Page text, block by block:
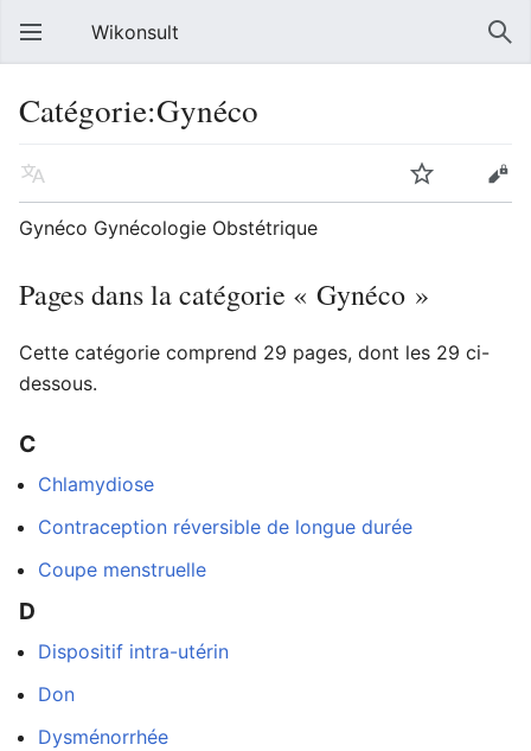
Wikonsult
Catégorie:Gynéco
Gynéco Gynécologie Obstétrique
Pages dans la catégorie « Gynéco »
Cette catégorie comprend 29 pages, dont les 29 ci-
dessous.
C
Chlamydiose
Contraception réversible de longue durée
Coupe menstruelle
D
Dispositif intra-utérin
Don
Dysménorrhée